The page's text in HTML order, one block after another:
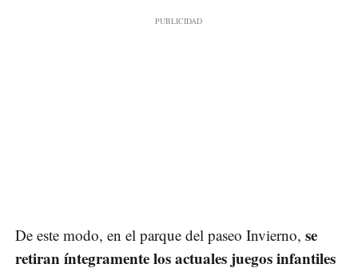
De este modo, en el parque del paseo Invierno, se
retiran íntegramente los actuales juegos infantiles